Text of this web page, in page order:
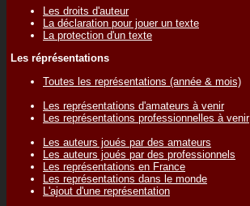
Les droits d'auteur
La déclaration pour jouer un texte
La protection d'un texte
Les réprésentations
Toutes les représentations (année & mois)
Les représentations d'amateurs à venir
Les représentations professionnelles à venir
Les auteurs joués par des amateurs
Les auteurs joués par des professionnels
Les représentations en France
Les représentations dans le monde
L'ajout d'une représentation